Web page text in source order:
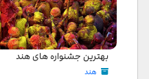
بهترین جشنواره های هند
هند